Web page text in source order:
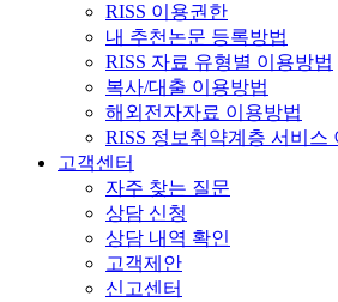
RISS 이용권한
내 추천논문 등록방법
RISS 자료 유형별 이용방법
복사/대출 이용방법
해외전자자료 이용방법
RISS 정보취약계층 서비스
고객센터
자주 찾는 질문
상담 신청
상담 내역 확인
고객제안
신고센터